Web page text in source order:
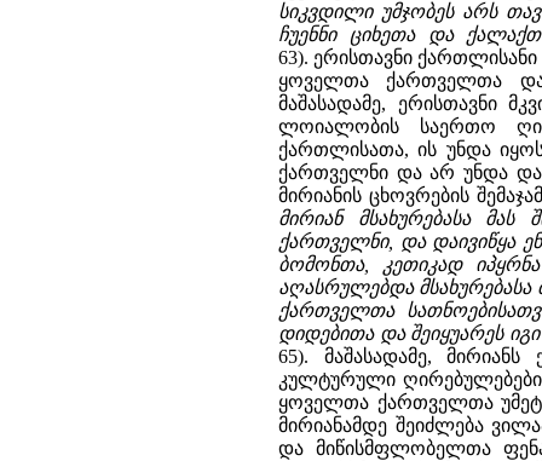
სიკვდილი უმჯობეს არს
ჩუენნი ციხეთა და
63). ერისთავნი
ყოველთა ქართველთა
მაშასადამე, ერისთავნი
ლოიალობის საერთო
ქართლისათა, ის უნდა
ქართველნი და არ უნდა
მირიანის ცხოვრების
მირიან მსახურებასა
ქართველნი, და დაივიწყა
ბომონთა, კეთიკად
აღასრულებდა
ქართველთა
დიდებითა და შეიყუარეს
65). მაშასადამე,
კულტურული
ყოველთა ქართველთა
მირიანამდე შეიძლება
და მიწისმფლობელთა